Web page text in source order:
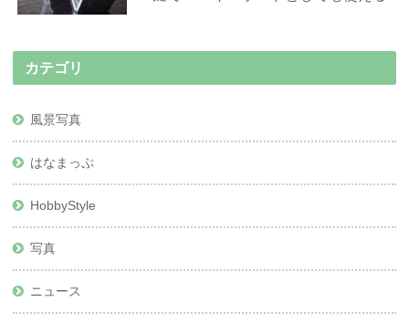
カテゴリ
風景写真
はなまっぷ
HobbyStyle
写真
ニュース